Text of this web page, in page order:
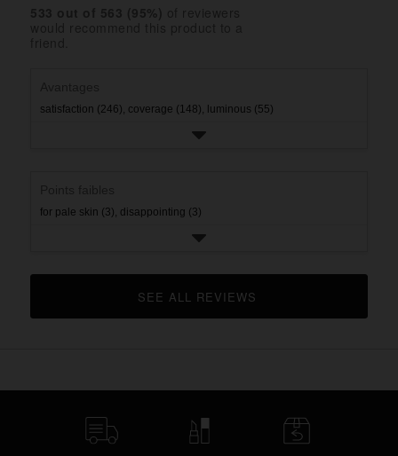
satisfaction (246), coverage (148), luminous (55)
for pale skin (3), disappointing (3)
CLICK TO GO TO ALL REVIEWS